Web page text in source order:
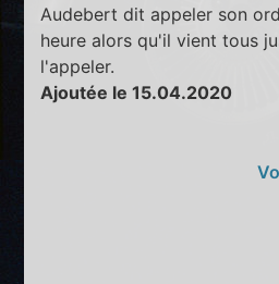
Audebert dit appeler son
heure alors qu'il vient tous
l'appeler.
Ajoutée le 15.04.2020